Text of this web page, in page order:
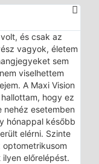
és csak az
vagyok, életem
sem
viselhettem
A Maxi Vision
hogy ez
nehéz esetemben
hónappal később
elérni. Szinte
optometrikusom
előrelépést.